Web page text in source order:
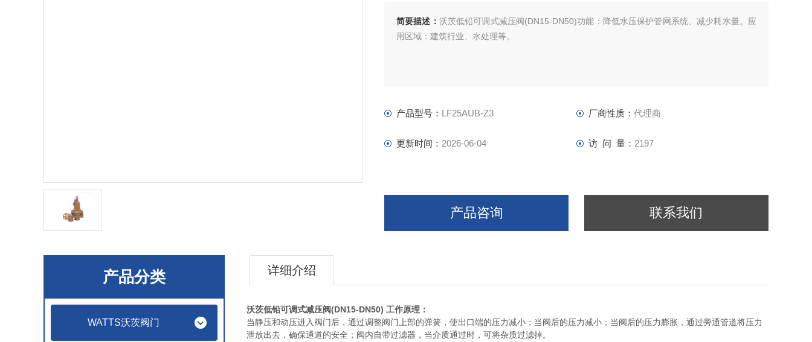
简要描述： 沃茨低铅可调式减压阀(DN15-DN50)功能：降低水压保护管网系统、减少耗水量。应
用区域：建筑行业、水处理等。
产品型号： LF25AUB-Z3 厂商性质： 代理商
更新时间： 2026-06-04 访 问 量： 2197
产品咨询 联系我们
产品分类
WATTS沃茨阀门
详细介绍
沃茨低铅可调式减压阀(DN15-DN50) 工作原理：
当静压和动压进入阀门后，通过调整阀门上部的弹簧，使出口端的压力减小；当阀后的压力减小；当阀后的压力膨胀，通过旁通管道将压力
泄放出去，确保通道的安全；阀内自带过滤器，当介质通过时，可将杂质过滤掉。